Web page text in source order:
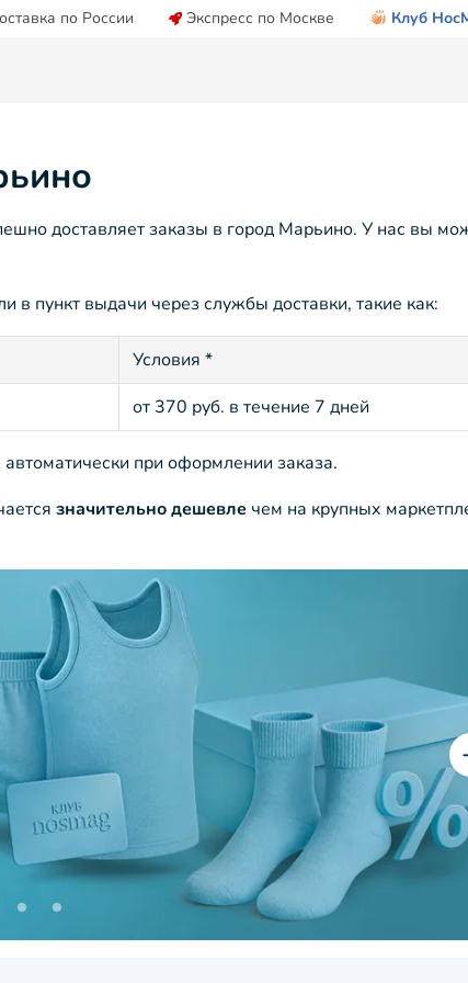
по России Экспресс по Москве Клуб
доставляет заказы в город Марьино. У нас вы
в пункт выдачи через службы доставки, такие как:
Условия *
от 370 руб. в течение 7 дней
при оформлении заказа.
значительно дешевле чем на крупных